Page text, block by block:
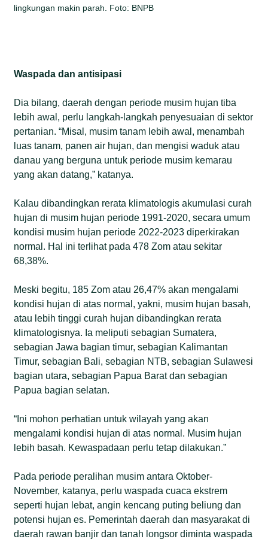
lingkungan makin parah. Foto: BNPB
Waspada dan antisipasi
Dia bilang, daerah dengan periode musim hujan tiba
lebih awal, perlu langkah-langkah penyesuaian di sektor
pertanian. “Misal, musim tanam lebih awal, menambah
luas tanam, panen air hujan, dan mengisi waduk atau
danau yang berguna untuk periode musim kemarau
yang akan datang,” katanya.
Kalau dibandingkan rerata klimatologis akumulasi curah
hujan di musim hujan periode 1991-2020, secara umum
kondisi musim hujan periode 2022-2023 diperkirakan
normal. Hal ini terlihat pada 478 Zom atau sekitar
68,38%.
Meski begitu, 185 Zom atau 26,47% akan mengalami
kondisi hujan di atas normal, yakni, musim hujan basah,
atau lebih tinggi curah hujan dibandingkan rerata
klimatologisnya. Ia meliputi sebagian Sumatera,
sebagian Jawa bagian timur, sebagian Kalimantan
Timur, sebagian Bali, sebagian NTB, sebagian Sulawesi
bagian utara, sebagian Papua Barat dan sebagian
Papua bagian selatan.
“Ini mohon perhatian untuk wilayah yang akan
mengalami kondisi hujan di atas normal. Musim hujan
lebih basah. Kewaspadaan perlu tetap dilakukan.”
Pada periode peralihan musim antara Oktober-
November, katanya, perlu waspada cuaca ekstrem
seperti hujan lebat, angin kencang puting beliung dan
potensi hujan es. Pemerintah daerah dan masyarakat di
daerah rawan banjir dan tanah longsor diminta waspada